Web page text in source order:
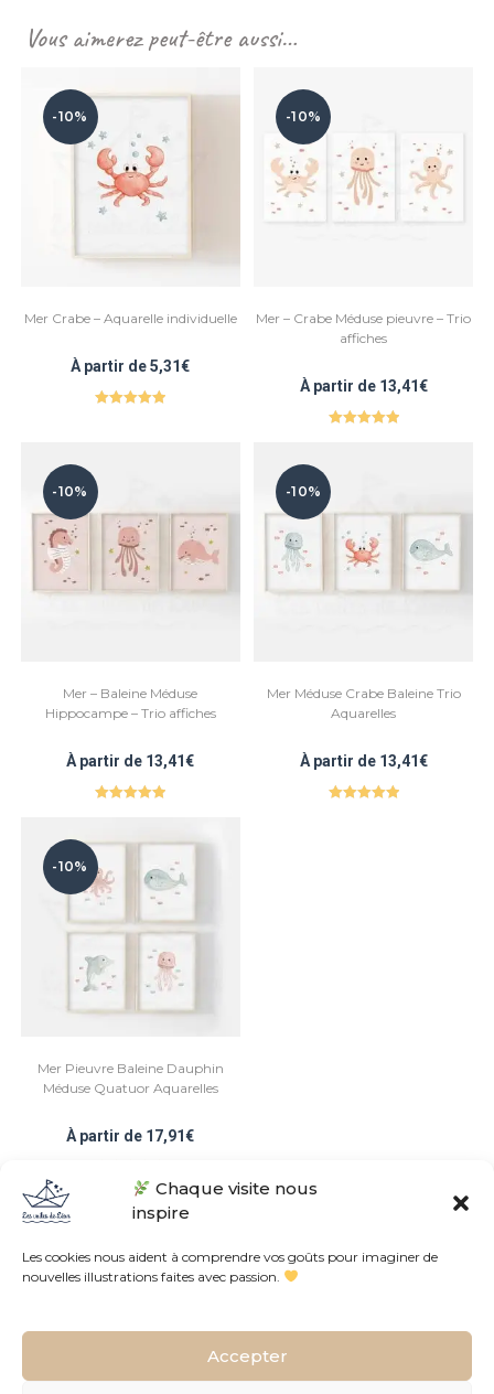
Chaque visite nous
inspire
Les cookies nous aident à comprendre vos goûts pour imaginer de
nouvelles illustrations faites avec passion.
Accepter
Vous aimerez peut-être aussi…
-10%
Mer Crabe – Aquarelle individuelle
À partir de5,31€
-10%
Mer – Crabe Méduse pieuvre – Trio
affiches
À partir de 13,41€
-10%
Mer – Baleine Méduse
Hippocampe – Trio affiches
À partir de 13,41€
-10%
Mer Méduse Crabe Baleine Trio
Aquarelles
À partir de 13,41€
-10%
Mer Pieuvre Baleine Dauphin
Méduse Quatuor Aquarelles
À partir de 17,91€
5.00
sur 5
Conditions Générales de Vente
Politique de confidentialités
L’histoire de l’atelier
Contact